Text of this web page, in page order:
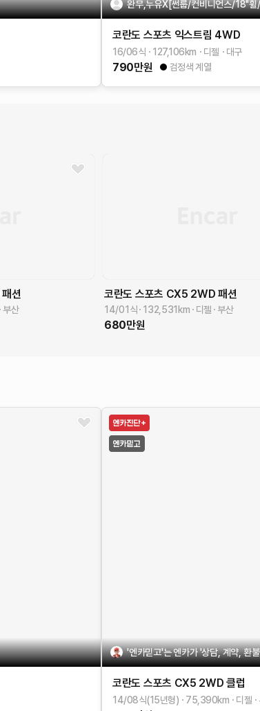
완무,누유X[썬룹/컨비니언스/18"
코란도 스포츠 익스트림 4WD
16/06식 127,106km 디젤 대구
790만원 검정색 계열
패션
부산
코란도 스포츠 CX5 2WD 패션
14/01식 132,531 km 디젤 부산
680만원
'엔카믿고'는 엔카가 '상담, 계약, 환
코란도 스포츠 CX5 2WD 클럽
14/08식(15년형) 75,390km 디젤